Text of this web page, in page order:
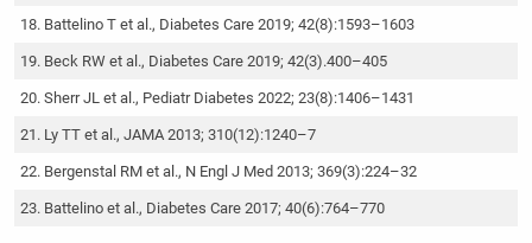
Battelino T et al., Diabetes Care 2019; 42(8):1593–1603
Beck RW et al., Diabetes Care 2019; 42(3).400–405
Sherr JL et al., Pediatr Diabetes 2022; 23(8):1406–1431
Ly TT et al., JAMA 2013; 310(12):1240–7
Bergenstal RM et al., N Engl J Med 2013; 369(3):224–32
Battelino et al., Diabetes Care 2017; 40(6):764–770